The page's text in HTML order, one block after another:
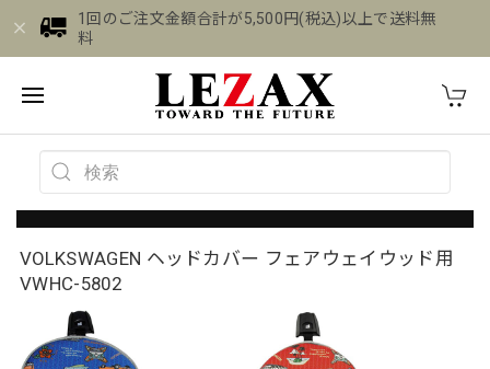
1回のご注文金額合計が5,500円(税込)以上で送料無
料
VOLKSWAGEN ヘッドカバー フェアウェイウッド用
VWHC-5802